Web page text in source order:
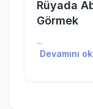
Rüyada
Görmek
...
Devamını